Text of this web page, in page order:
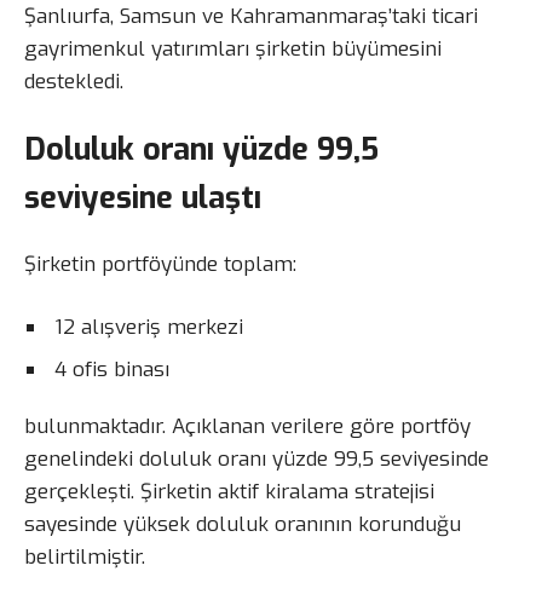
Şanlıurfa, Samsun ve Kahramanmaraş’taki ticari
gayrimenkul yatırımları şirketin büyümesini
destekledi.
Doluluk oranı yüzde 99,5
seviyesine ulaştı
Şirketin portföyünde toplam:
12 alışveriş merkezi
4 ofis binası
bulunmaktadır. Açıklanan verilere göre portföy
genelindeki doluluk oranı yüzde 99,5 seviyesinde
gerçekleşti. Şirketin aktif kiralama stratejisi
sayesinde yüksek doluluk oranının korunduğu
belirtilmiştir.